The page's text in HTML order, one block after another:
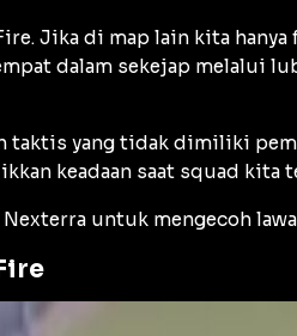
Jika di map lain kita
dalam sekejap melalui
taktis yang tidak dimiliki
keadaan saat squad kita
untuk mengecoh